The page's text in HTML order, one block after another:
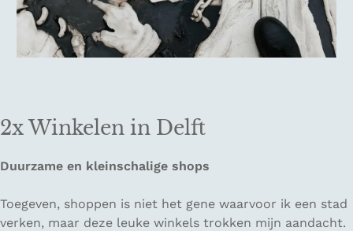
2x Winkelen in Delft
Duurzame en kleinschalige shops
Toegeven, shoppen is niet het gene waarvoor ik een stad
verken, maar deze leuke winkels trokken mijn aandacht.